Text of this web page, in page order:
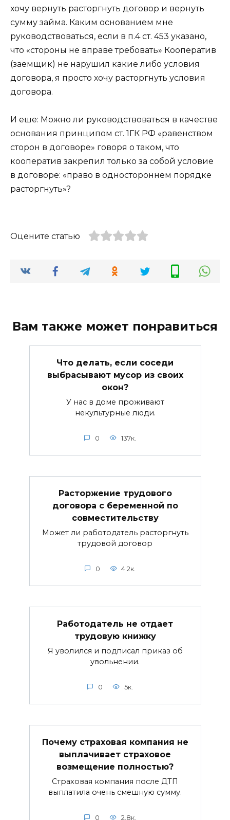
хочу вернуть расторгнуть договор и вернуть
сумму займа. Каким основанием мне
руководствоваться, если в п.4 ст. 453 указано,
что «стороны не вправе требовать» Кооператив
(заемщик) не нарушил какие либо условия
договора, я просто хочу расторгнуть условия
договора.
И еше: Можно ли руководствоваться в качестве
основания принципом ст. 1ГК РФ «равенством
сторон в договоре» говоря о таком, что
кооператив закрепил только за собой условие
в договоре: «право в одностороннем порядке
расторгнуть»?
Оцените статью
Вам также может понравиться
Что делать, если соседи
выбрасывают мусор из своих
окон?
У нас в доме проживают
некультурные люди.
0 137к.
Расторжение трудового
договора с беременной по
совместительству
Может ли работодатель расторгнуть
трудовой договор
0 4.2к.
Работодатель не отдает
трудовую книжку
Я уволился и подписал приказ об
увольнении.
0 5к.
Почему страховая компания не
выплачивает страховое
возмещение полностью?
Страховая компания после ДТП
выплатила очень смешную сумму.
0 2.8к.